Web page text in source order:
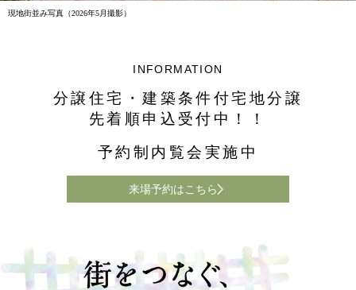
現地街並み写真（2026年5月撮影）
INFORMATION
分譲住宅・建築条件付宅地分譲
先着順申込受付中！！
予約制内覧会実施中
来場予約はこちら